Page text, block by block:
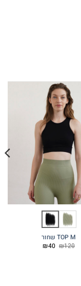
TOP M שחור
₪120 המחיר
₪40 המחיר